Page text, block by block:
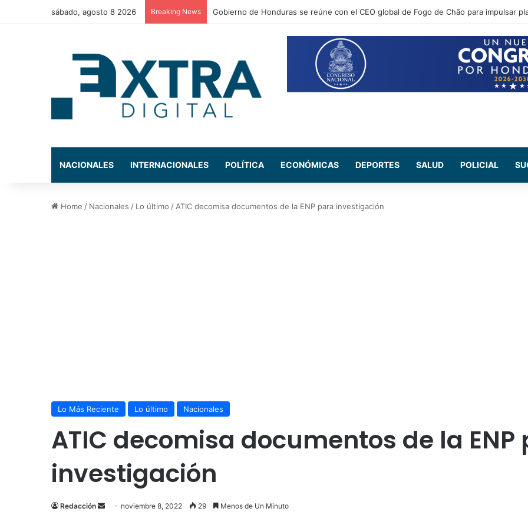
sábado, agosto 8 2026 Breaking News
NACIONALES INTERNACIONALES POLÍTICA ECONÓMICAS DEPORTES SALUD POLICIAL
Home / Nacionales / Lo último / ATIC decomisa documentos de la ENP para investigación
Lo Más Reciente Lo último Nacionales
ATIC decomisa documentos de la ENP
investigación
Redacción
Send noviembre 8, 2022 29 Menos de Un Minuto